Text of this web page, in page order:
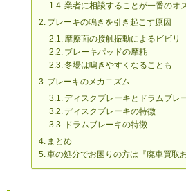
業者に相談することが一番のオ
ブレーキの鳴きを引き起こす原因
摩擦面の接触振動によるビビリ
ブレーキパッドの摩耗
冬場は鳴きやすくなることも
ブレーキのメカニズム
ディスクブレーキとドラムブレ
ディスクブレーキの特徴
ドラムブレーキの特徴
まとめ
車の処分でお困りの方は『廃車買取